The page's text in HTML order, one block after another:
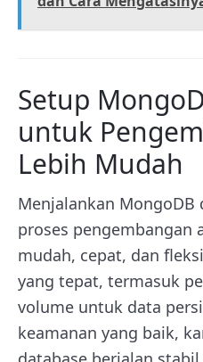
Setup
untuk
Lebih Mudah
Menjalankan
proses pengembangan
mudah, cepat, dan
yang tepat, termasuk
volume untuk data
keamanan yang baik,